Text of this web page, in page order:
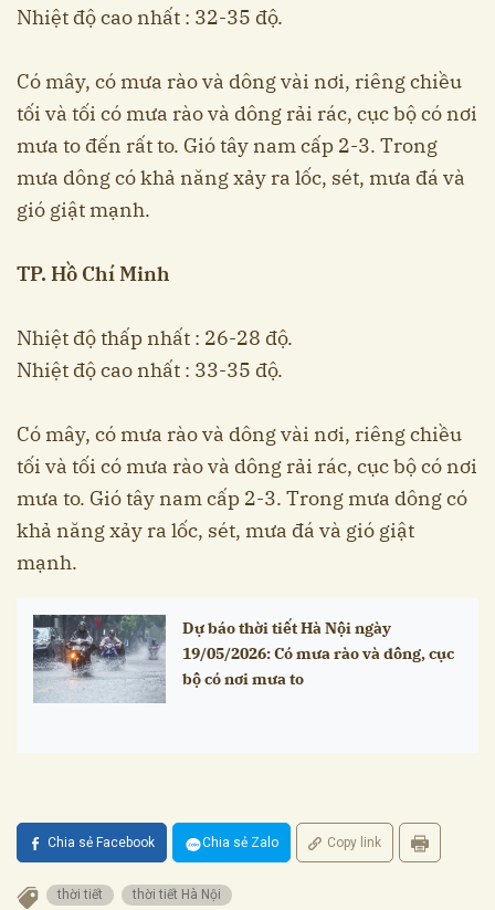
Nhiệt độ cao nhất : 32-35 độ.
Có mây, có mưa rào và dông vài nơi, riêng chiều
tối và tối có mưa rào và dông rải rác, cục bộ có nơi
mưa to đến rất to. Gió tây nam cấp 2-3. Trong
mưa dông có khả năng xảy ra lốc, sét, mưa đá và
gió giật mạnh.
TP. Hồ Chí Minh
Nhiệt độ thấp nhất : 26-28 độ.
Nhiệt độ cao nhất : 33-35 độ.
Có mây, có mưa rào và dông vài nơi, riêng chiều
tối và tối có mưa rào và dông rải rác, cục bộ có nơi
mưa to. Gió tây nam cấp 2-3. Trong mưa dông có
khả năng xảy ra lốc, sét, mưa đá và gió giật
mạnh.
Dự báo thời tiết Hà Nội ngày
19/05/2026: Có mưa rào và dông, cục
bộ có nơi mưa to
Chia sẻ Facebook Chia sẻ Zalo Copy link
thời tiết thời tiết Hà Nội